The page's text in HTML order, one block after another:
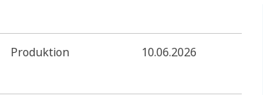
Produktion 10.06.2026